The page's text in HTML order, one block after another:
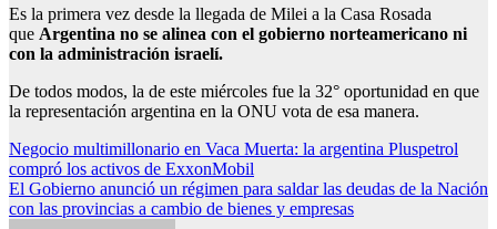
Es la primera vez desde la llegada de Milei a la Casa Rosada
que Argentina no se alinea con el gobierno norteamericano ni
con la administración israelí.
De todos modos, la de este miércoles fue la 32° oportunidad en que
la representación argentina en la ONU vota de esa manera.
Navegación
de
entradas
Negocio multimillonario en Vaca Muerta: la argentina Pluspetrol
compró los activos de ExxonMobil
El Gobierno anunció un régimen para saldar las deudas de la Nación
con las provincias a cambio de bienes y empresas